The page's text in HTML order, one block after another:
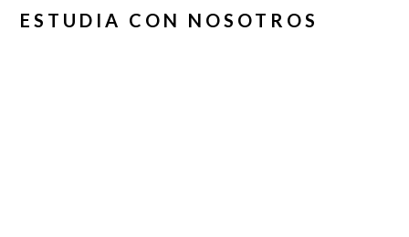
ESTUDIA CON NOSOTROS